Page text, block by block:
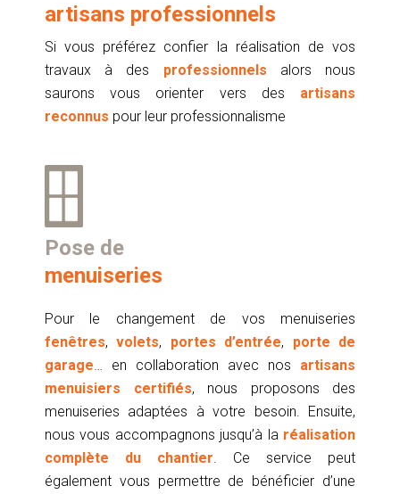
artisans professionnels
Si vous préférez confier la réalisation de vos
travaux à des professionnels alors nous
saurons vous orienter vers des artisans
reconnus pour leur professionnalisme
Pose de
menuiseries
Pour le changement de vos menuiseries
fenêtres,volets, portes d’entrée, porte de
garage … en collaboration avec nos artisans
menuisiers certifiés, nous proposons des
menuiseries adaptées à votre besoin. Ensuite,
nous vous accompagnons jusqu’à la réalisation
complète du chantier . Ce service peut
également vous permettre de bénéficier d’une